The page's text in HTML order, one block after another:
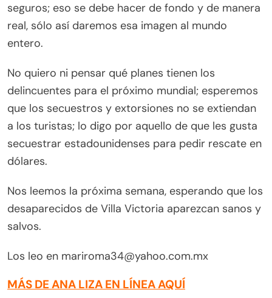
seguros; eso se debe hacer de fondo y de manera
real, sólo así daremos esa imagen al mundo
entero.
No quiero ni pensar qué planes tienen los
delincuentes para el próximo mundial; esperemos
que los secuestros y extorsiones no se extiendan
a los turistas; lo digo por aquello de que les gusta
secuestrar estadounidenses para pedir rescate en
dólares.
Nos leemos la próxima semana, esperando que los
desaparecidos de Villa Victoria aparezcan sanos y
salvos.
Los leo en mariroma34@yahoo.com.mx
MÁS DE ANA LIZA EN LÍNEA AQUÍ